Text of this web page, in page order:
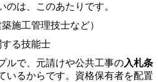
は、このあたりです。
施工管理技士など）
る技能士
ルで、元請けや公共工事の入札条
いるからです。資格保有者を配置